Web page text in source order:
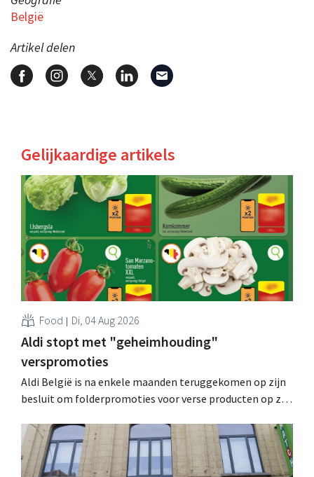
België
Artikel delen
Gelijkaardige artikels
Food Di, 04 Aug 2026
Aldi stopt met "geheimhouding"
verspromoties
Aldi België is na enkele maanden teruggekomen op zijn
besluit om folderpromoties voor verse producten op zijn
werking treden: "Onze klanten willen goed
geïnformeerd worden." .